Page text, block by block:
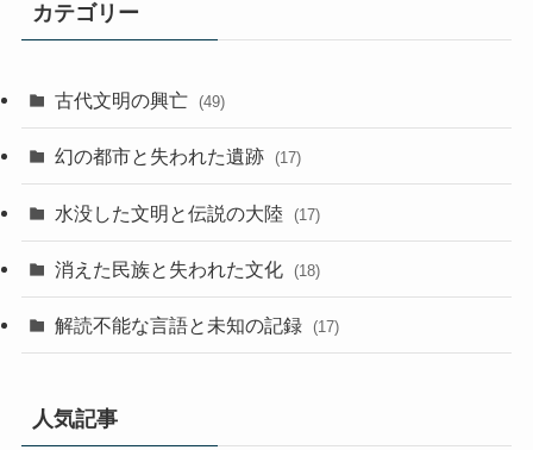
カテゴリー
古代文明の興亡 (49)
幻の都市と失われた遺跡 (17)
水没した文明と伝説の大陸 (17)
消えた民族と失われた文化 (18)
解読不能な言語と未知の記録 (17)
人気記事